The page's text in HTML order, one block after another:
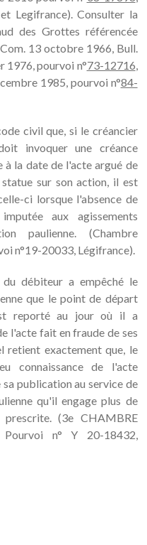
Legifrance). Consulter la
des Grottes référencée
13 octobre 1966, Bull.
1976, pourvoi n°73-12716,
1985, pourvoi n°84-
civil que, si le créancier
invoquer une créance
à la date de l'acte argué de
sur son action, il est
ci lorsque l'absence de
aux agissements
paulienne. (Chambre
n°19-20033, Légifrance).
débiteur a empêché le
que le point de départ
reporté au jour où il a
l'acte fait en fraude de ses
retient exactement que, le
connaissance de l'acte
publication au service de
qu'il engage plus de
(3e CHAMBRE
n° Y 20-18432,